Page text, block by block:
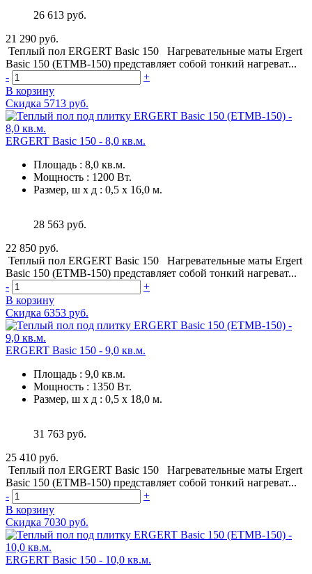
26 613 руб.
21 290 руб.
Теплый пол ERGERT Basic 150 Нагревательные маты Ergert
Basic 150 (ETMB-150) представляет собой тонкий нагреват...
-
+
В корзину
Скидка 5713 руб.
ERGERT Basic 150 - 8,0 кв.м.
Площадь : 8,0 кв.м.
Мощность : 1200 Вт.
Размер, ш х д : 0,5 х 16,0 м.
28 563 руб.
22 850 руб.
Теплый пол ERGERT Basic 150 Нагревательные маты Ergert
Basic 150 (ETMB-150) представляет собой тонкий нагреват...
-
+
В корзину
Скидка 6353 руб.
ERGERT Basic 150 - 9,0 кв.м.
Площадь : 9,0 кв.м.
Мощность : 1350 Вт.
Размер, ш х д : 0,5 х 18,0 м.
31 763 руб.
25 410 руб.
Теплый пол ERGERT Basic 150 Нагревательные маты Ergert
Basic 150 (ETMB-150) представляет собой тонкий нагреват...
-
+
В корзину
Скидка 7030 руб.
ERGERT Basic 150 - 10,0 кв.м.